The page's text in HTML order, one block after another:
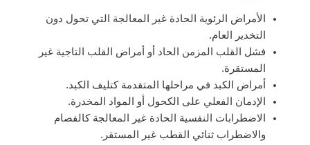
الأمراض الرئوية الحادة غير المعالجة التي تحول دون
التخدير العام.
فشل القلب المزمن الحاد أو أمراض القلب التاجية غير
المستقرة.
أمراض الكبد في مراحلها المتقدمة كتليف الكبد.
الإدمان الفعلي على الكحول أو المواد المخدرة.
الاضطرابات النفسية الحادة غير المعالجة كالفصام
والاضطراب ثنائي القطب غير المستقر.